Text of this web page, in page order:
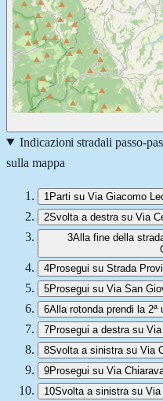
Indicazioni stradali passo-
sulla mappa
1 Parti su Via Giacomo
2Svolta a destra su Via
3Alla fine della
4Prosegui su Strada
5Prosegui su Via San
6Alla rotonda prendi la
7Prosegui a destra su
8Svolta a sinistra su Via
9Prosegui su Via
10Svolta a sinistra su Via